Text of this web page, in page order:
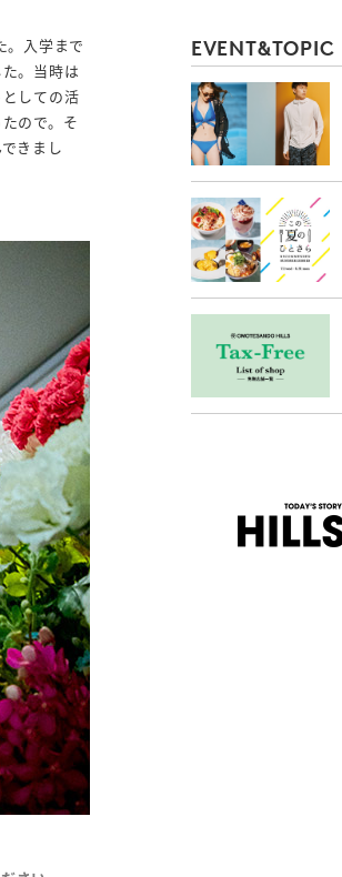
。入学まで
。当時は
しての活
ので。そ
きまし
EVENT&TOPIC